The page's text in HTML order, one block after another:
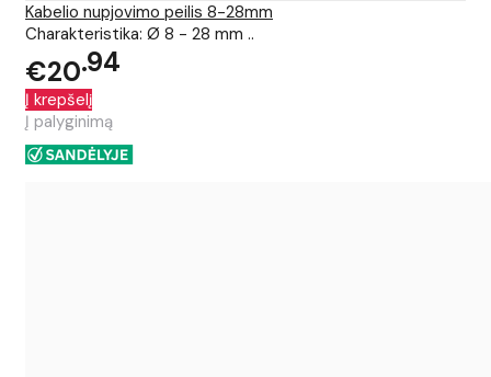
Kabelio nupjovimo peilis 8-28mm
Charakteristika: Ø 8 - 28 mm ..
€20 94
Į krepšelį
Į palyginimą